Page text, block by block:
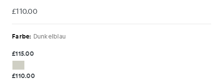
£110.00
£110.00
Farbe: Dunkelblau
£115.00
£110.00